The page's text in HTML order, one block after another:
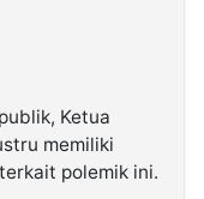
Ketua
memiliki
polemik ini.